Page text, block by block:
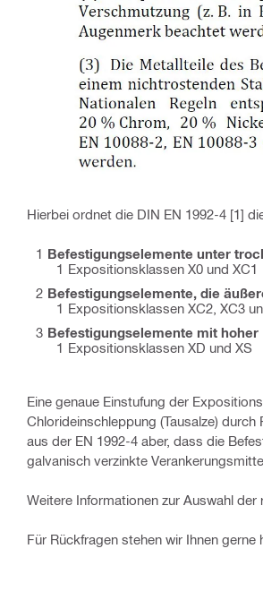
Hierbei ordnet die DIN EN 1992-4 [1]
Befestigungselemente unter
Expositionsklassen X0 und XC1
Befestigungselemente, die
Expositionsklassen XC2, XC3
Befestigungselemente mit
Expositionsklassen XD und XS
Eine genaue Einstufung der
Chlorideinschleppung (Tausalze)
aus der EN 1992-4 aber, dass die
galvanisch verzinkte
Weitere Informationen zur Auswahl
Für Rückfragen stehen wir Ihnen